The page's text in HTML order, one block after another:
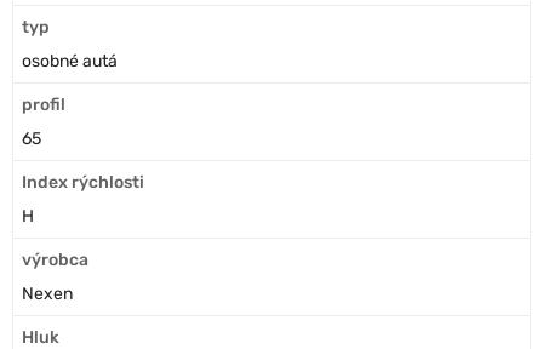
typ
osobné autá
profil
65
Index rýchlosti
H
výrobca
Nexen
Hluk